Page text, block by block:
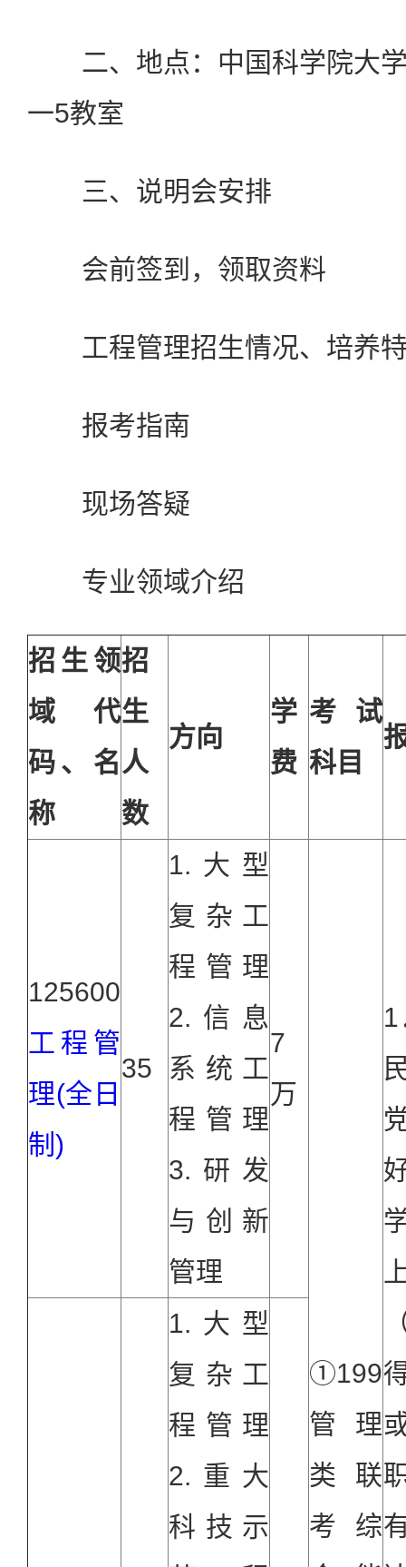
二、地点：中国科学院大学
一5教室
三、说明会安排
会前签到，领取资料
工程管理招生情况、培养
报考指南
现场答疑
专业领域介绍
招生领
域代
码、名
称
招
生
人
数
方向
学
费
考试
科目
125600
工程管
理(全日
制)
35
1.大型
复杂工
程管理
2.信息
系统工
程管理
3.研发
与创新
管理
7
万
①199
管理
类联
考综
1.大型
复杂工
程管理
2.重大
科技示